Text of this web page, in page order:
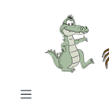
Zum Hauptinhalt